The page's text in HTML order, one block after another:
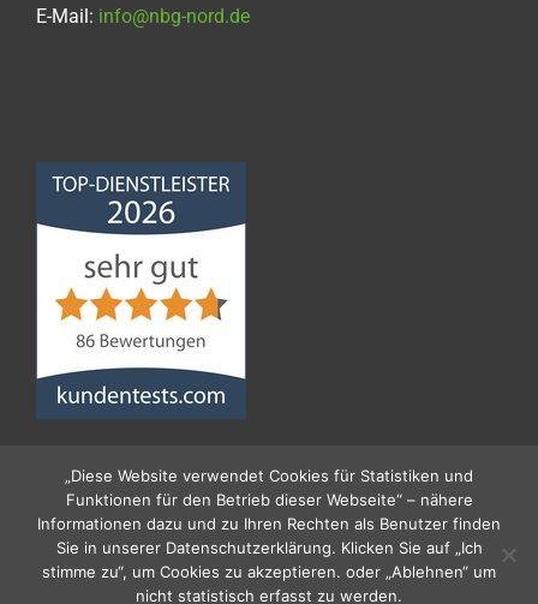
E-Mail: info@nbg-nord.de
Norddeutsche
Bauabdichtungsgesellschaft
mbH
von 5
86Bewertungen
„Diese Website verwendet Cookies für Statistiken und
Funktionen für den Betrieb dieser Webseite“ – nähere
Informationen dazu und zu Ihren Rechten als Benutzer finden
Sie in unserer Datenschutzerklärung. Klicken Sie auf „Ich
stimme zu“, um Cookies zu akzeptieren. oder „Ablehnen“ um
nicht statistisch erfasst zu werden.